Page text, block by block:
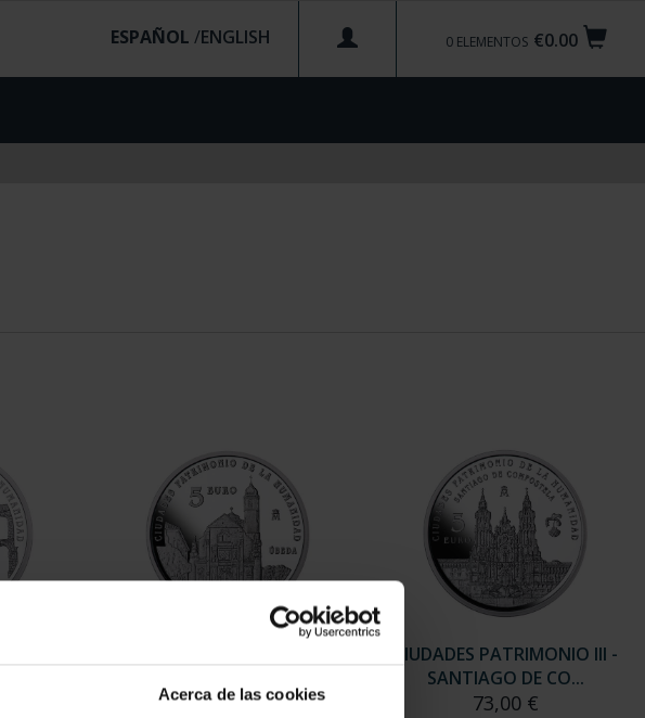
Acerca de las cookies
€0.00
0 ELEMENTOS
ESPAÑOL /
73,00 €
CIUDADES PATRIMONIO III -
SANTIAGO DE CO...
73,00 €